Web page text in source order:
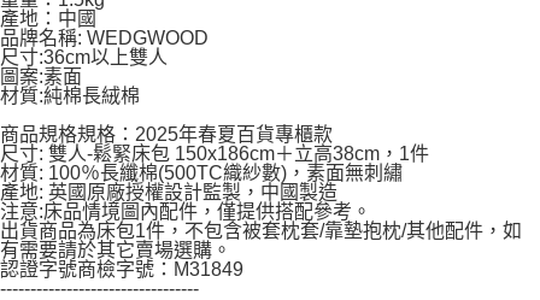
任。
４．使用「AFTEE先享後付」時，將依據個別帳號之用戶狀況，依本公司即
時審查核予不同之上限額度；若仍有額度不足之情形，本公司將視審查結果
請求用戶進行身份認證。
５．嚴禁一人註冊多個帳號或使用他人資訊註冊。若發現惡意使用之情形，
恩沛科技股份有限公司將有權停止該用戶之使用額度並採取法律行動。
產地：中國
品牌名稱: WEDGWOOD
尺寸:36cm以上雙人
圖案:素面
材質:純棉長絨棉
商品規格規格：2025年春夏百貨專櫃款
尺寸: 雙人-鬆緊床包 150x186cm＋立高38cm，1件
材質: 100％長纖棉(500TC織紗數)，素面無刺繡
產地: 英國原廠授權設計監製，中國製造
注意:床品情境圖內配件，僅提供搭配參考。
出貨商品為床包1件，不包含被套枕套/靠墊抱枕/其他配件，如
有需要請於其它賣場選購。
認證字號商檢字號：M31849
---------------------------------